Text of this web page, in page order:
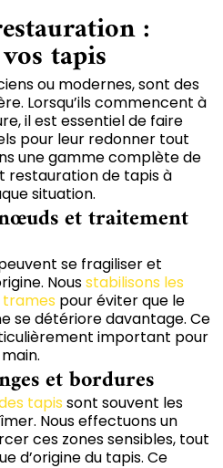
:
tapis
ou modernes, sont des
Lorsqu’ils commencent à
il est essentiel de faire
pour leur redonner tout
une gamme complète de
restauration de tapis à
situation.
et traitement
se fragiliser et
Nousstabilisons les
pour éviter que le
se détériore davantage. Ce
important pour
et bordures
tapis sont souvent les
Nous effectuons un
ces zones sensibles, tout
d’origine du tapis. Ce